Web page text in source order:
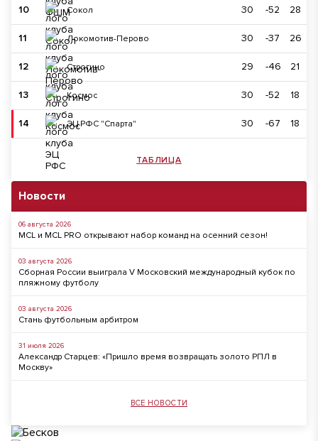
10 Сокол 30 -52 28
11 Локомотив-Перово 30 -37 26
12 Строгино 29 -46 21
13 Космос 30 -52 18
14 ЭЦ РФС "Спарта" 30 -67 18
ТАБЛИЦА
Новости
06 августа 2026
MCL и MCL PRO открывают набор команд на осенний сезон!
03 августа 2026
Сборная России выиграла V Московский международный кубок по
пляжному футболу
03 августа 2026
Стань футбольным арбитром
31 июля 2026
Александр Старцев: «Пришло время возвращать золото РПЛ в
Москву»
ВСЕ НОВОСТИ